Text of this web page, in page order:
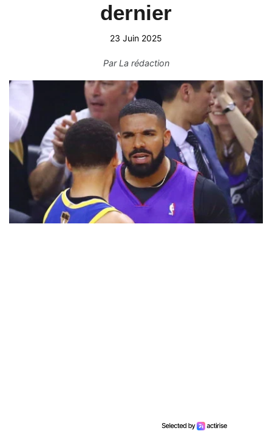
dernier
23 Juin 2025
ParLa rédaction